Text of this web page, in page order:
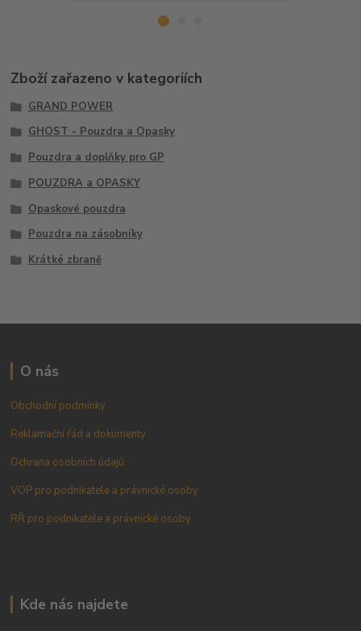
Zboží zařazeno v kategoriích
GRAND POWER
GHOST - Pouzdra a Opasky
Pouzdra a doplňky pro GP
POUZDRA a OPASKY
Opaskové pouzdra
Pouzdra na zásobníky
Krátké zbraně
O nás
Obchodní podmínky
Reklamační řád a dokumenty
Ochrana osobních údajů
VOP pro podnikatele a právnické osoby
RŘ pro podnikatele a právnické osoby
Kde nás najdete